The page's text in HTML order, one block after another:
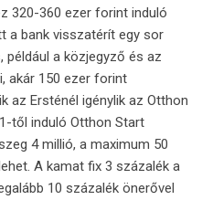
320-360 ezer forint induló
a bank visszatérít egy sor
például a közjegyző és az
akár 150 ezer forint
az Ersténél igénylik az Otthon
től induló Otthon Start
4 millió, a maximum 50
A kamat fix 3 százalék a
10 százalék önerővel